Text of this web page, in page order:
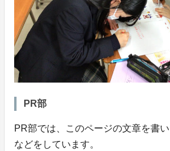
PR部
PR部では、このページの文章を書
などをしています。